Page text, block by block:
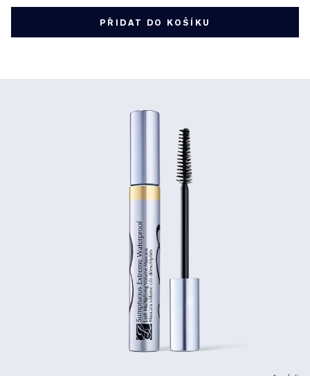
PŘIDAT DO KOŠÍKU